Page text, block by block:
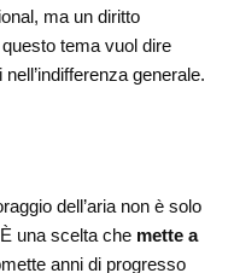
ma un diritto
tema vuol dire
generale.
dell’aria non è solo
una scelta che mette a
anni di progresso